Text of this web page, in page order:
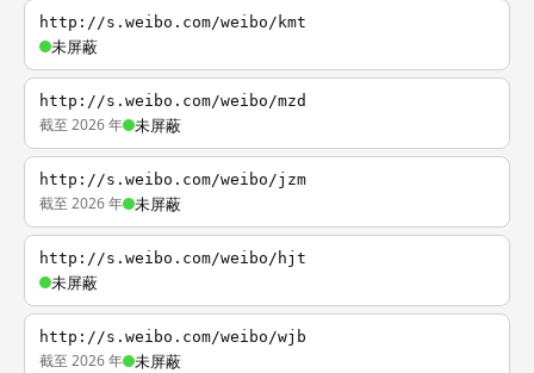
http://s.weibo.com/weibo/kmt
未屏蔽
http://s.weibo.com/weibo/mzd
截至 2026 年 未屏蔽
http://s.weibo.com/weibo/jzm
截至 2026 年 未屏蔽
http://s.weibo.com/weibo/hjt
未屏蔽
http://s.weibo.com/weibo/wjb
截至 2026 年 未屏蔽